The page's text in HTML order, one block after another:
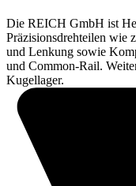
Die REICH GmbH ist
Präzisionsdrehteilen wie
und Lenkung sowie
und Common-Rail.
Kugellager.